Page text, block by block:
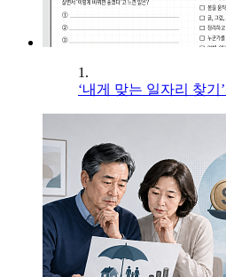
1.
‘내게 맞는 일자리 찾기